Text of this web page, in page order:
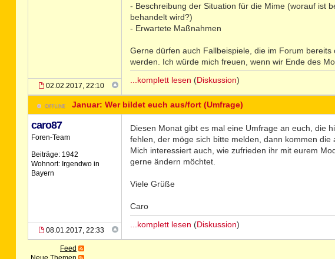
02.02.2017, 22:10
- Beschreibung der Situation für die Mime (worauf ist
behandelt wird?)
- Erwartete Maßnahmen
Gerne dürfen auch Fallbeispiele, die im Forum
werden. Ich würde mich freuen, wenn wir Ende des
...komplett lesen (Diskussion)
Januar: Wer bildet euch aus/fort (Umfrage)
caro87
Foren-Team
Beiträge: 1942
Wohnort: Irgendwo in
Bayern
08.01.2017, 22:33
Diesen Monat gibt es mal eine Umfrage an euch, die
fehlen, der möge sich bitte melden, dann kommen die
Mich interessiert auch, wie zufrieden ihr mit eurem
gerne ändern möchtet.
Viele Grüße
Caro
...komplett lesen (Diskussion)
Feed